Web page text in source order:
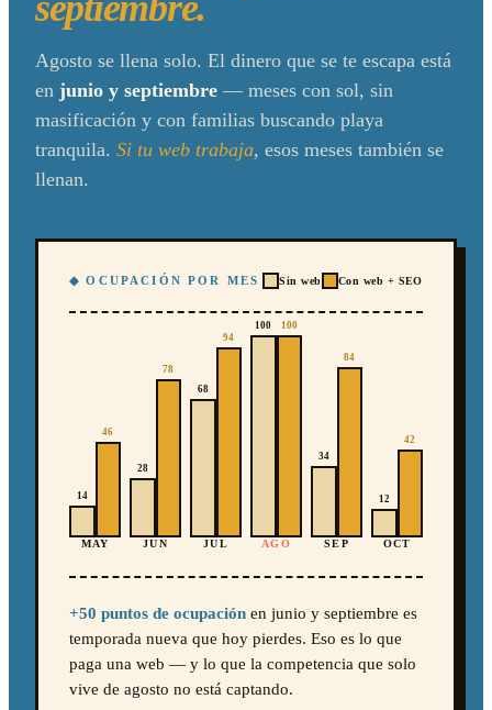
Agosto se llena solo. El dinero que se te escapa está
en junio y septiembre — meses con sol, sin
masificación y con familias buscando playa
tranquila. Si tu web trabaja, esos meses también se
llenan.
◆ OCUPACIÓN POR MES Sin web Con web + SEO
14
46
MAY
28
78
JUN
68
94
JUL
100 100
AGO
34
84
SEP
12
42
OCT
+50 puntos de ocupación en junio y septiembre es
temporada nueva que hoy pierdes. Eso es lo que
paga una web — y lo que la competencia que solo
vive de agosto no está captando.